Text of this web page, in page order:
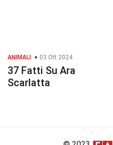
ANIMALI 03 Ott 2024
37 Fatti Su Ara
Scarlatta